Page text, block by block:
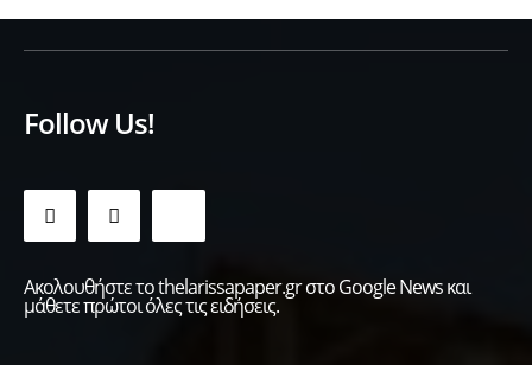
Follow Us!
Ακολουθήστε το thelarissapaper.gr στο Google News και
μάθετε πρώτοι όλες τις ειδήσεις.